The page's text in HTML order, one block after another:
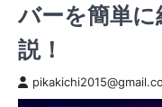
バーを簡単
説！